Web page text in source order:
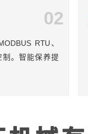
02
RTU、
制。智能保养提